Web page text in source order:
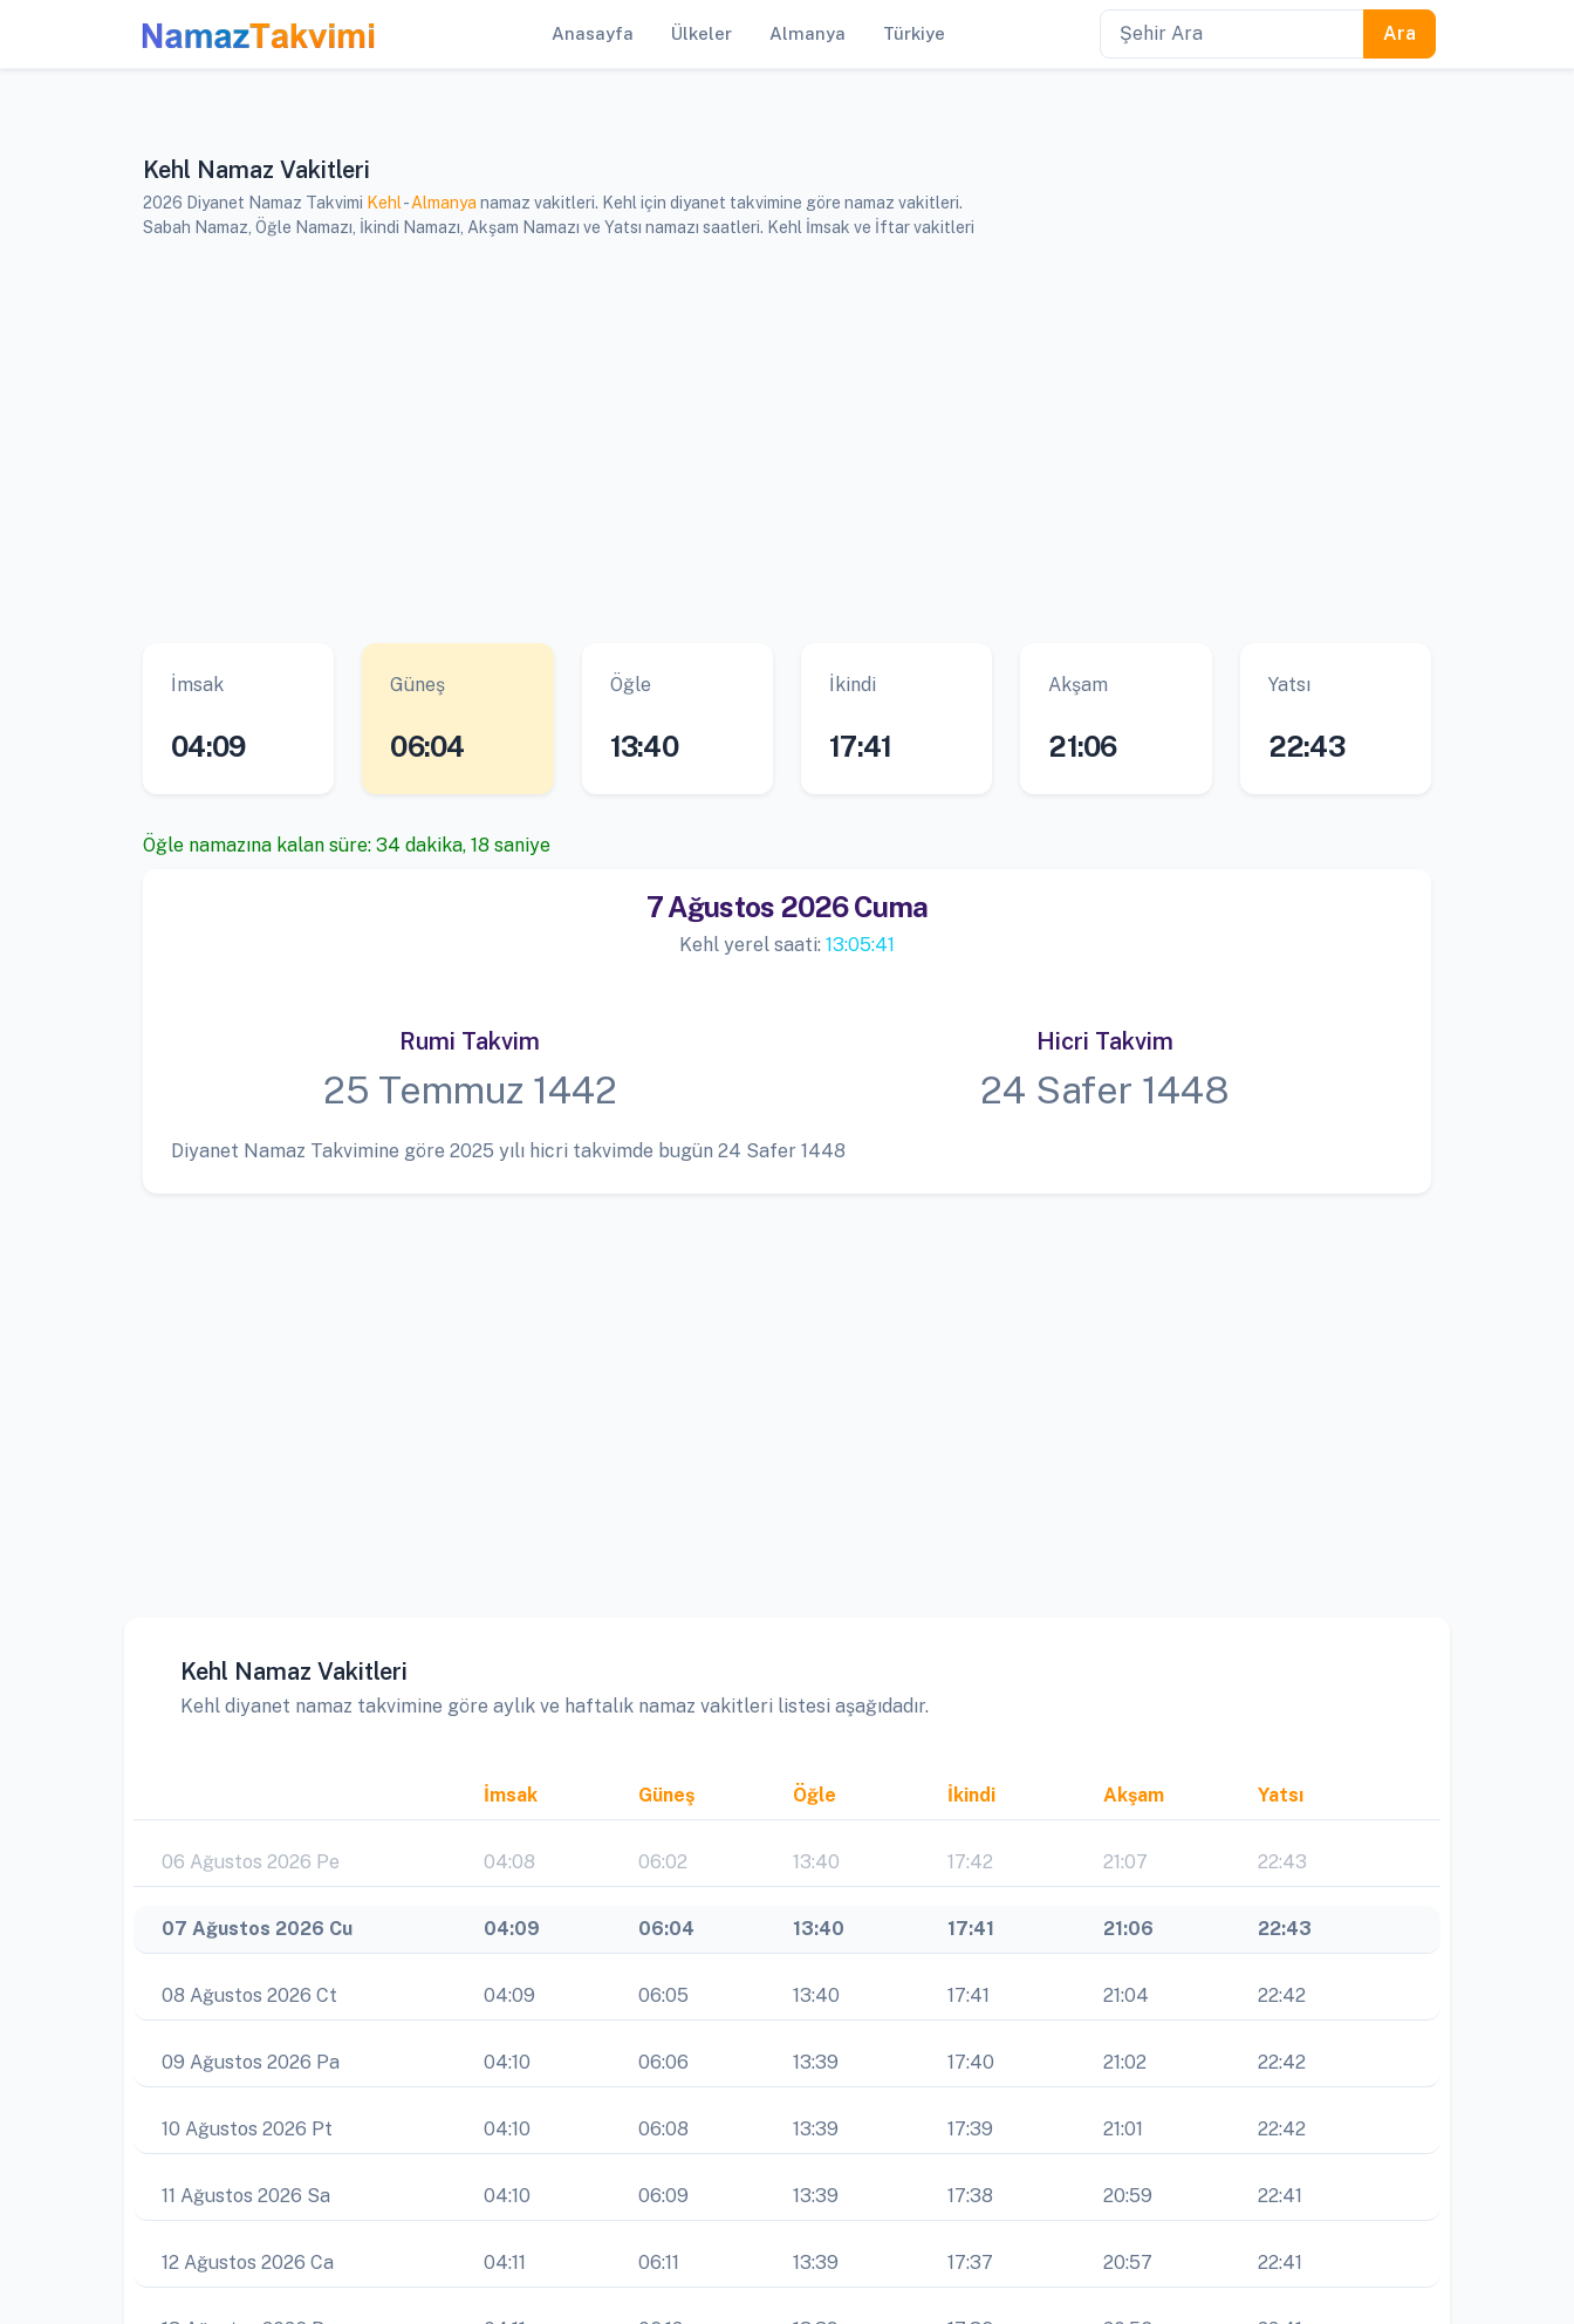
Anasayfa Ülkeler Almanya Türkiye
Kehl Namaz Vakitleri
2026 Diyanet Namaz Takvimi Kehl-Almanya namaz vakitleri. Kehl için diyanet takvimine göre namaz vakitleri.
Sabah Namaz, Öğle Namazı, İkindi Namazı, Akşam Namazı ve Yatsı namazı saatleri. Kehl İmsak ve İftar vakitleri
İmsak
04:09
Güneş
06:04
Öğle
13:40
İkindi
17:41
Akşam
21:06
Yatsı
22:43
Öğle namazına kalan süre: 34 dakika, 18 saniye
7 Ağustos 2026 Cuma
Kehl yerel saati: 13:05:41
Rumi Takvim
25 Temmuz 1442
Hicri Takvim
24 Safer 1448
Diyanet Namaz Takvimine göre 2025 yılı hicri takvimde bugün 24 Safer 1448
Kehl Namaz Vakitleri
Kehl diyanet namaz takvimine göre aylık ve haftalık namaz vakitleri listesi aşağıdadır.
İmsak Güneş Öğle İkindi Akşam Yatsı
06 Ağustos 2026 Pe 04:08 06:02 13:40 17:42 21:07 22:43
07 Ağustos 2026 Cu 04:09 06:04 13:40 17:41 21:06 22:43
08 Ağustos 2026 Ct 04:09 06:05 13:40 17:41 21:04 22:42
09 Ağustos 2026 Pa 04:10 06:06 13:39 17:40 21:02 22:42
10 Ağustos 2026 Pt 04:10 06:08 13:39 17:39 21:01 22:42
11 Ağustos 2026 Sa 04:10 06:09 13:39 17:38 20:59 22:41
12 Ağustos 2026 Ca 04:11 06:11 13:39 17:37 20:57 22:41